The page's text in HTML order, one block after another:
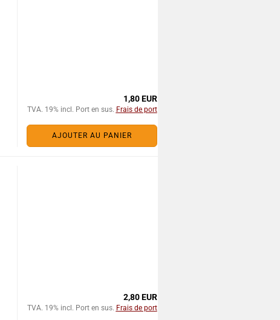
1,80 EUR
TVA. 19% incl. Port en sus. Frais de port
AJOUTER AU PANIER
2,80 EUR
TVA. 19% incl. Port en sus. Frais de port